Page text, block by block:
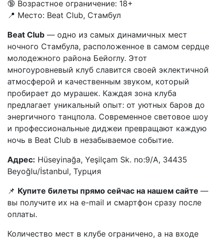
🔞 Возрастное ограничение: 18+
📍 Место: Beat Club, Стамбул
Beat Club — одно из самых динамичных мест
ночного Стамбула, расположенное в самом сердце
молодежного района Бейоглу. Этот
многоуровневый клуб славится своей эклектичной
атмосферой и качественным звуком, который
пробирает до мурашек. Каждая зона клуба
предлагает уникальный опыт: от уютных баров до
энергичного танцпола. Современное световое шоу
и профессиональные диджеи превращают каждую
ночь в Beat Club в незабываемое событие.
Адрес: Hüseyinağa, Yeşilçam Sk. no:9/A, 34435
Beyoğlu/İstanbul, Турция
📌 Купите билеты прямо сейчас на нашем сайте —
вы получите их на e-mail и смартфон сразу после
оплаты.
Количество мест в клубе ограничено, а на входе